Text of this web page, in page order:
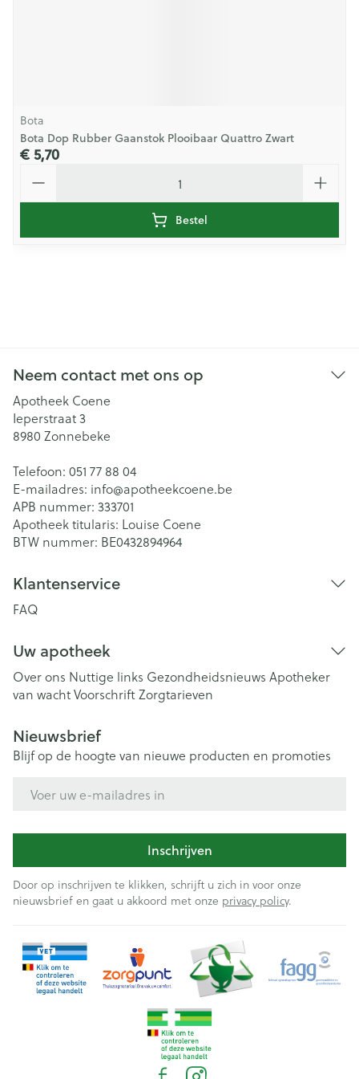
Bota
Bota Dop Rubber Gaanstok Plooibaar Quattro Zwart
€ 5,70
Bestel
Neem contact met ons op
Apotheek Coene
Ieperstraat 3
8980 Zonnebeke
Telefoon: 051 77 88 04
E-mailadres: info@apotheekcoene.be
APB nummer: 333701
Apotheek titularis: Louise Coene
BTW nummer: BE0432894964
Klantenservice
FAQ
Uw apotheek
Over ons Nuttige links Gezondheidsnieuws Apotheker
van wachtVoorschriftZorgtarieven
Nieuwsbrief
Blijf op de hoogte van nieuwe producten en promoties
Inschrijven
Door op inschrijven te klikken, schrijft u zich in voor onze
nieuwsbrief en gaat u akkoord met onze privacy policy.